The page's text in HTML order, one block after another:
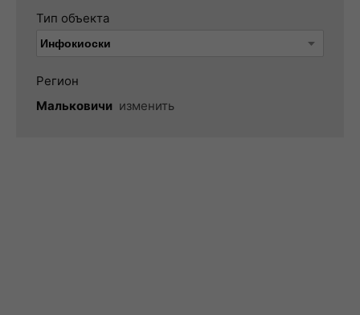
Тип объекта
Регион
Мальковичи изменить